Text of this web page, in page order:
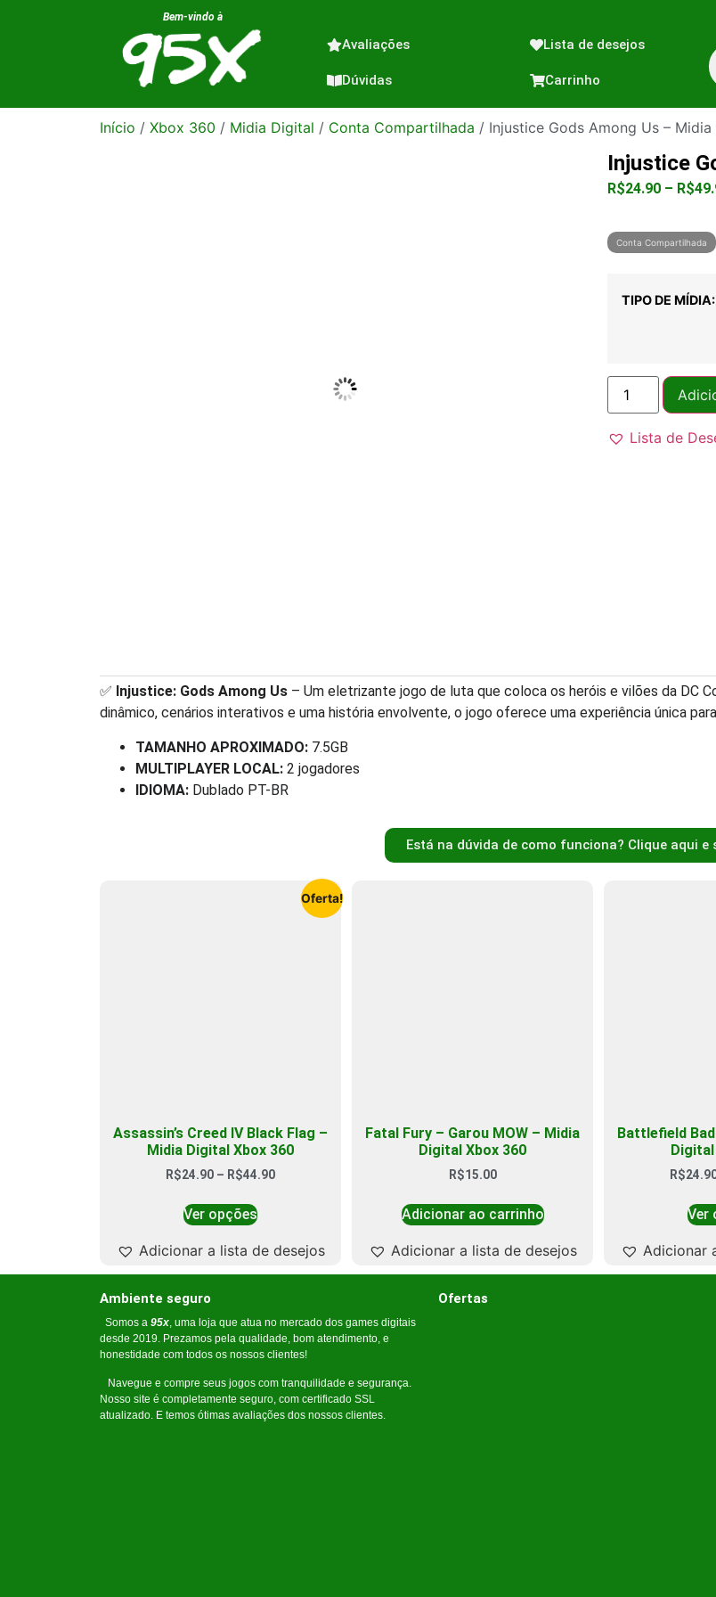
Bem-vindo à
Avaliações
Dúvidas
Lista de desejos
Carrinho
Início / Xbox 360 / Midia Digital / Conta Compartilhada / Injustice Gods Among Us –
Injustice
R$24.90 – R$
Conta Compartilhada
TIPO DE MÍDIA:
Lista de
✅ Injustice: Gods Among Us – Um eletrizante jogo de luta que coloca os heróis e vilões da DC
dinâmico, cenários interativos e uma história envolvente, o jogo oferece uma experiência única
TAMANHO APROXIMADO: 7.5GB
MULTIPLAYER LOCAL: 2 jogadores
IDIOMA: Dublado PT-BR
Está na dúvida de como funciona? Clique aqui e
Oferta!
Assassin’s Creed IV Black Flag –
Midia Digital Xbox 360
R$24.90 – R$44.90
Ver opções
Adicionar a lista de desejos
Fatal Fury – Garou MOW – Midia
Digital Xbox 360
R$15.00
Adicionar ao carrinho
Adicionar a lista de desejos
Battlefield
Digital
R$
Ver
Adicionar
Ambiente seguro
Somos a 95x , uma loja que atua no mercado dos games digitais
desde 2019. Prezamos pela qualidade, bom atendimento, e
honestidade com todos os nossos clientes!
Navegue e compre seus jogos com tranquilidade e segurança.
Nosso site é completamente seguro, com certificado SSL
atualizado. E temos ótimas avaliações dos nossos clientes.
Ofertas